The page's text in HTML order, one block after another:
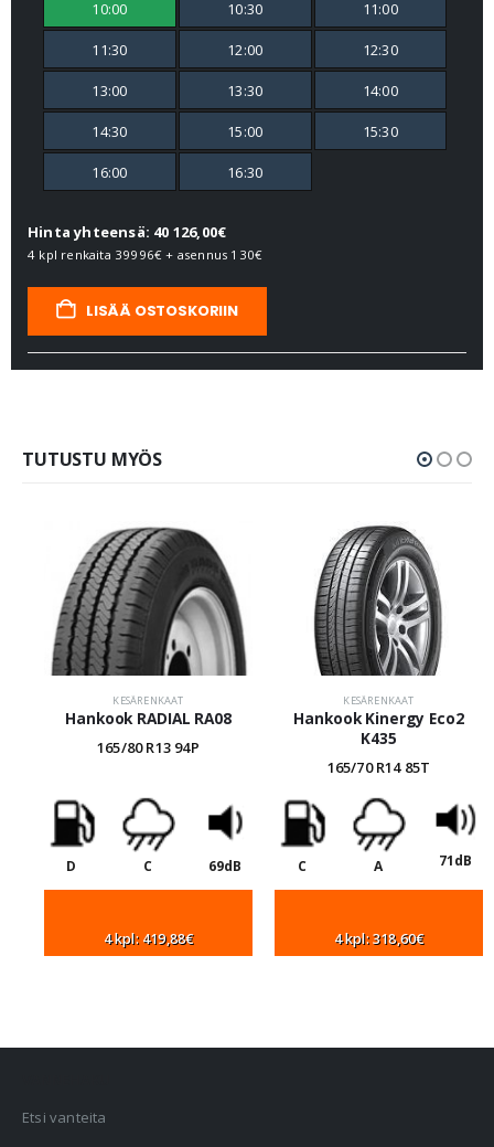
10:00 10:30 11:00
11:30 12:00 12:30
13:00 13:30 14:00
14:30 15:00 15:30
16:00 16:30
Hinta yhteensä: 40 126,00€
4 kpl renkaita 39996€ + asennus 130€
LISÄÄ OSTOSKORIIN
TUTUSTU MYÖS
KESÄRENKAAT
Hankook RADIAL RA08
165/80 R13 94P
D C 69dB
4 kpl: 419,88€
KESÄRENKAAT
Hankook Kinergy Eco2
K435
165/70 R14 85T
C A 71dB
4 kpl: 318,60€
Etsi vanteita